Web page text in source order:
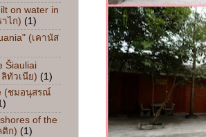
on water in
ไก) (1)
(เคานัส
Šiauliai
ทัวเนีย) (1)
(ชมอนุสรณ์
of the
ติก) (1)